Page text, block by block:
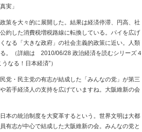
実」
策を大々的に展開した。結果は経済停滞、円高、社
約した消費税増税路線に転換している。パイを広げ
なる「大きな政府」の社会主義的政策に近い。人類
。（詳細は 2010/06/28 政治経済を読むシリーズ４
なる！日本経済”）
党・民主党の有志が結成した「みんなの党」が第三
若手経済人の支持を広げていますね。大阪維新の会
本の統治制度を大変革するという。世界文明は大都
有志が中心で結成した大阪維新の会。みんなの党と